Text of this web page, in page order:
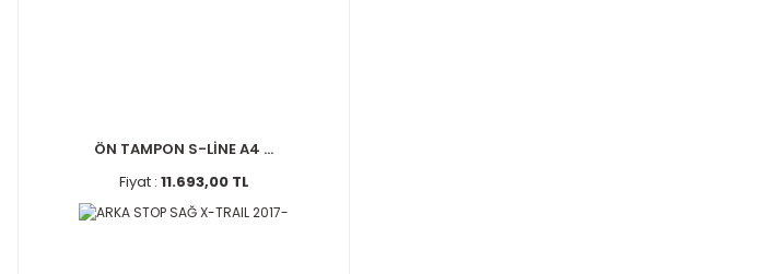
ÖN TAMPON S-LİNE A4 ...
Fiyat : 11.693,00 TL